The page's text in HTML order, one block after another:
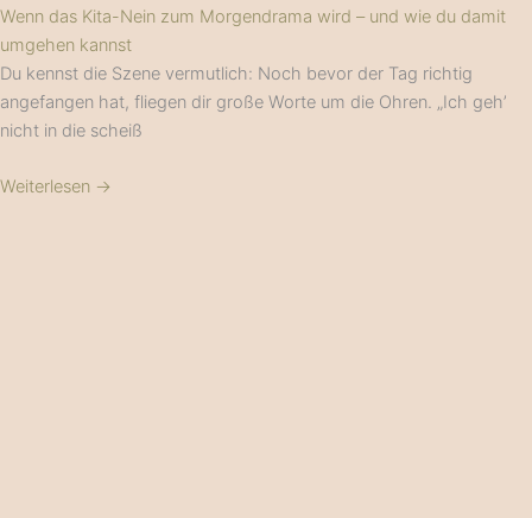
Wenn das Kita-Nein zum Morgendrama wird – und wie du damit
umgehen kannst
Du kennst die Szene vermutlich: Noch bevor der Tag richtig
angefangen hat, fliegen dir große Worte um die Ohren. „Ich geh’
nicht in die scheiß
Weiterlesen →